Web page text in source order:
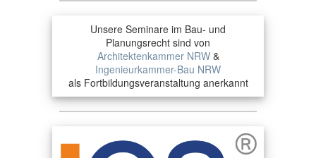
Unsere Seminare im Bau- und
Planungsrecht sind von
Architektenkammer NRW&
Ingenieurkammer-Bau NRW
als Fortbildungsveranstaltung anerkannt